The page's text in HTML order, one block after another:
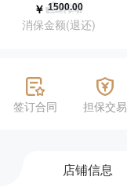
￥
消保金额(退还)
签订合同 担保交易
店铺信息